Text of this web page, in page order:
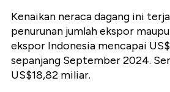
Kenaikan neraca dagang ini
penurunan jumlah ekspor
ekspor Indonesia mencapai
sepanjang September 2024.
US$18,82 miliar.